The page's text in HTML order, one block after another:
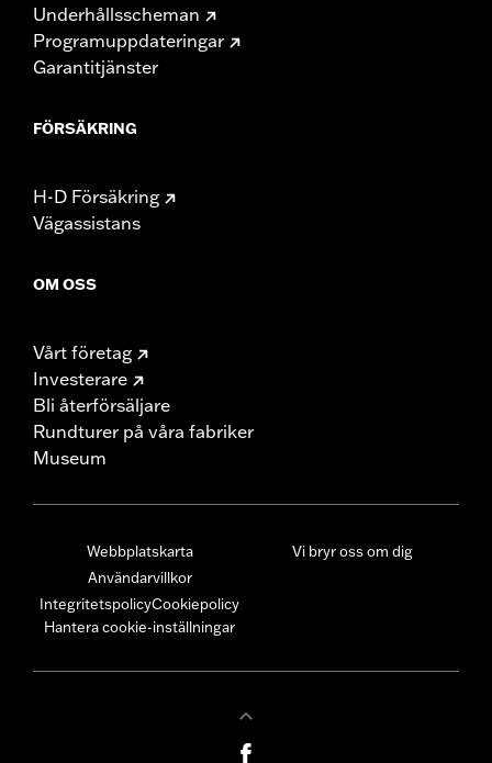
Underhållsscheman
Programuppdateringar
Garantitjänster
FÖRSÄKRING
H-D Försäkring
Vägassistans
OM OSS
Vårt företag
Investerare
Bli återförsäljare
Rundturer på våra fabriker
Museum
Webbplatskarta
Användarvillkor
IntegritetspolicyCookiepolicy
Hantera cookie-inställningar
Vi bryr oss om dig